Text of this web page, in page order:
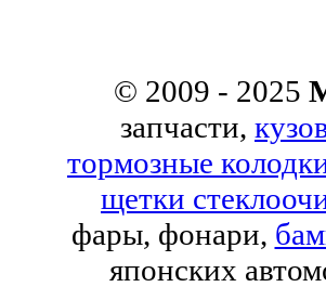
© 2009 - 2025
запчасти,
тормозные
щетки
фары, фонари,
японских